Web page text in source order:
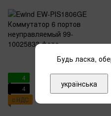
4
4
с НДС
Будь ласка,
українська